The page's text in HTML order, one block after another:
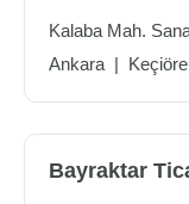
Kalaba Mah.
Ankara |
Bayraktar